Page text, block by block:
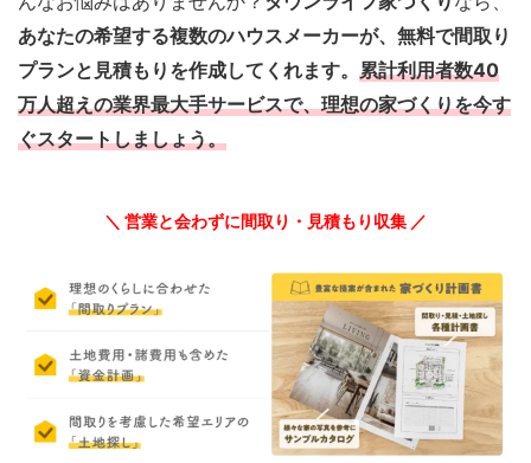
あなたの希望する複数のハウスメーカーが、無料で間取り
プランと見積もりを作成してくれます。 累計利用者数40
万人超えの業界最大手サービスで、理想の家づくりを今す
ぐスタートしましょう。
＼ 営業と会わずに間取り・見積もり収集 ／